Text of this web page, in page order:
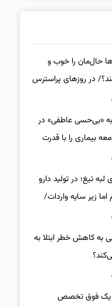
حال‌مان را خوب و
در روزهای پراسترس
«بی‌حسی عاطفی» در
بیماری را با قدرت
تیغ؛ در تولید دارو
زیر سایه واردات/
روزها کمیاب شده‌اند؟/
دارویی دارد»
به کاهش خطر ابتلا به
یک فوق تخصص